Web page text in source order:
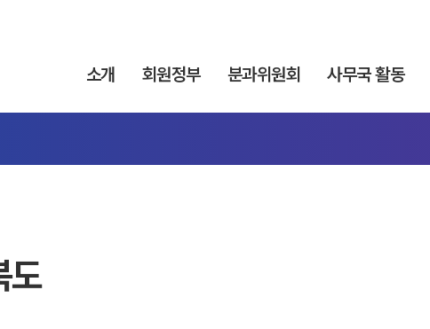
소개 회원정부 분과위원회 사무국 활동
도